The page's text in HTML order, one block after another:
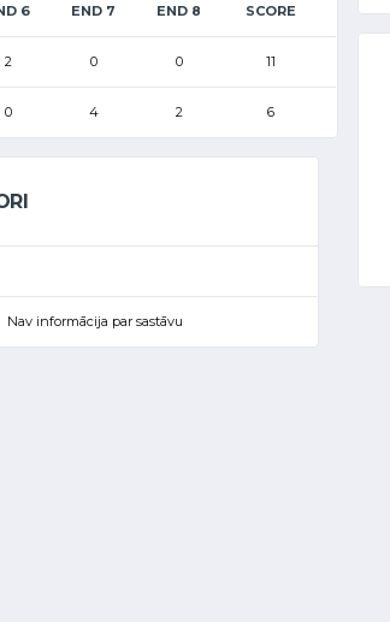
6 END 7 END 8 SCORE
2 0 0 11
0 4 2 6
Nav informācija par sastāvu